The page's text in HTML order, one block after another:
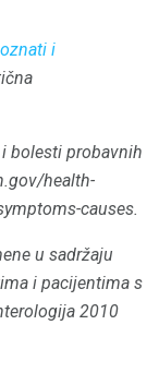
i
bolesti probavnih
health-
causes.
u sadržaju
i pacijentima s
2010